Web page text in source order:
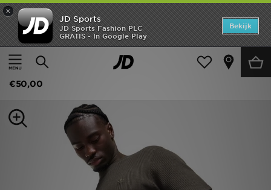
×
JD Sports
JD Sports Fashion PLC
GRATIS - In Google Play
Bekijk
Thuis
Heren Herenkleding Shorts
adidas Originals Waffle Shorts
€50,00
Home
Offers
Dames